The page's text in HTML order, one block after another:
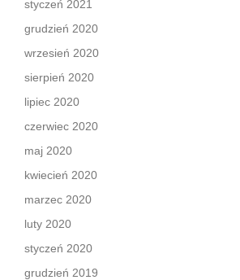
styczeń 2021
grudzień 2020
wrzesień 2020
sierpień 2020
lipiec 2020
czerwiec 2020
maj 2020
kwiecień 2020
marzec 2020
luty 2020
styczeń 2020
grudzień 2019